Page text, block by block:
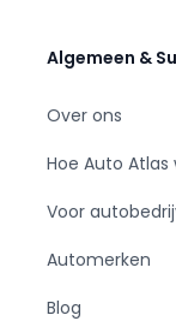
Algemeen &
Over ons
Hoe Auto Atlas
Voor
Automerken
Blog